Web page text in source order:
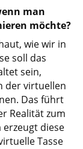
man
möchte?
wie wir in
soll das
sein,
der virtuellen
Das führt
Realität zum
erzeugt diese
Tasse